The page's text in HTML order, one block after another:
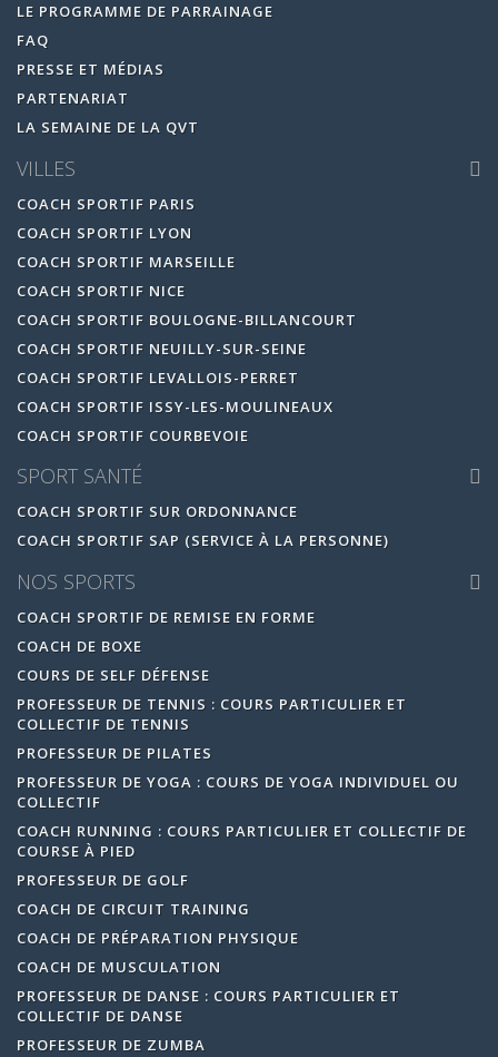
LE PROGRAMME DE PARRAINAGE
FAQ
PRESSE ET MÉDIAS
PARTENARIAT
LA SEMAINE DE LA QVT
VILLES
COACH SPORTIF PARIS
COACH SPORTIF LYON
COACH SPORTIF MARSEILLE
COACH SPORTIF NICE
COACH SPORTIF BOULOGNE-BILLANCOURT
COACH SPORTIF NEUILLY-SUR-SEINE
COACH SPORTIF LEVALLOIS-PERRET
COACH SPORTIF ISSY-LES-MOULINEAUX
COACH SPORTIF COURBEVOIE
SPORT SANTÉ
COACH SPORTIF SUR ORDONNANCE
COACH SPORTIF SAP (SERVICE À LA PERSONNE)
NOS SPORTS
COACH SPORTIF DE REMISE EN FORME
COACH DE BOXE
COURS DE SELF DÉFENSE
PROFESSEUR DE TENNIS : COURS PARTICULIER ET
COLLECTIF DE TENNIS
PROFESSEUR DE PILATES
PROFESSEUR DE YOGA : COURS DE YOGA INDIVIDUEL OU
COLLECTIF
COACH RUNNING : COURS PARTICULIER ET COLLECTIF DE
COURSE À PIED
PROFESSEUR DE GOLF
COACH DE CIRCUIT TRAINING
COACH DE PRÉPARATION PHYSIQUE
COACH DE MUSCULATION
PROFESSEUR DE DANSE : COURS PARTICULIER ET
COLLECTIF DE DANSE
PROFESSEUR DE ZUMBA